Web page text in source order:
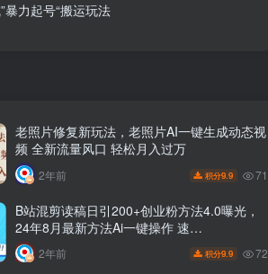
暴力起号“搬运玩法
老照片修复新玩法，老照片AI一键生成动态视
频 全新流量风口 轻松月入过万
2年前 积分9.9 71
B站混剪读稿日引200+创业粉方法4.0曝光，
24年8月最新方法Ai一键操作 速…
2年前 积分9.9 72